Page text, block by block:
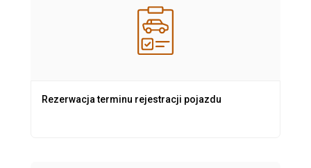
Rezerwacja terminu rejestracji pojazdu